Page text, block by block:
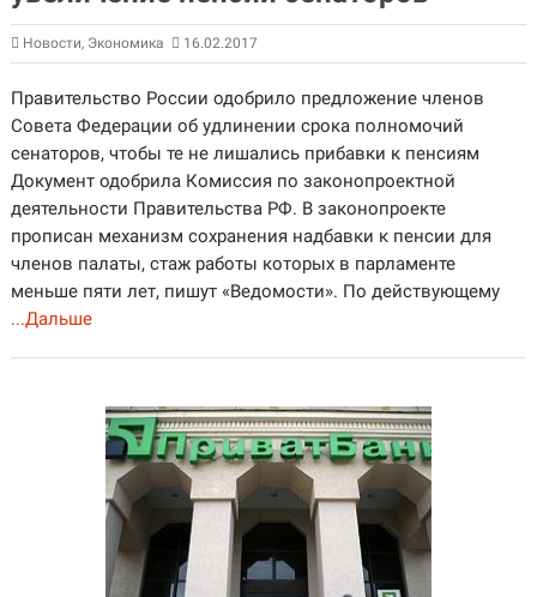
Новости, Экономика 16.02.2017
Правительство России одобрило предложение членов
Совета Федерации об удлинении срока полномочий
сенаторов, чтобы те не лишались прибавки к пенсиям
Документ одобрила Комиссия по законопроектной
деятельности Правительства РФ. В законопроекте
прописан механизм сохранения надбавки к пенсии для
членов палаты, стаж работы которых в парламенте
меньше пяти лет, пишут «Ведомости». По действующему
...Дальше